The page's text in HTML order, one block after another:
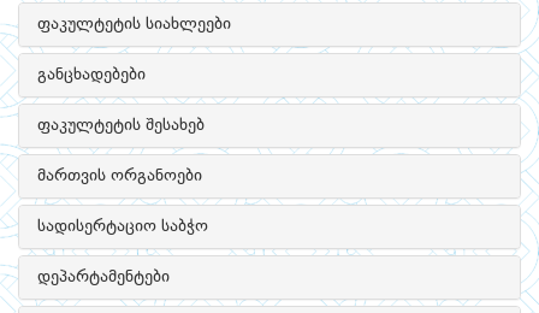
ფაკულტეტის სიახლეები
განცხადებები
ფაკულტეტის შესახებ
მართვის ორგანოები
სადისერტაციო საბჭო
დეპარტამენტები